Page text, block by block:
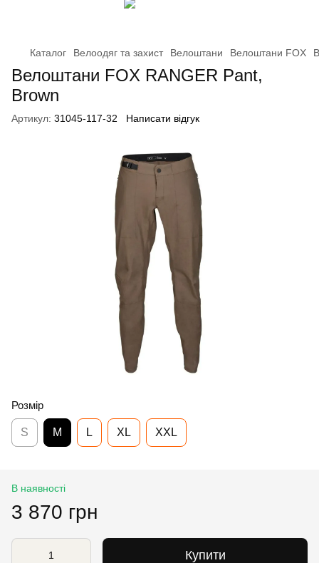
Каталог Велоодяг та захист Велоштани Велоштани FOX
Велоштани FOX RANGER Pant,
Brown
Артикул: 31045-117-32 Написати відгук
Розмір
S M L XL XXL
В наявності
3 870 грн
Купити